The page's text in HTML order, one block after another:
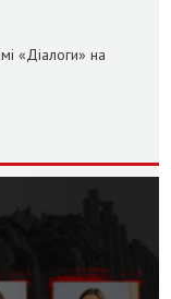
«Діалоги» на